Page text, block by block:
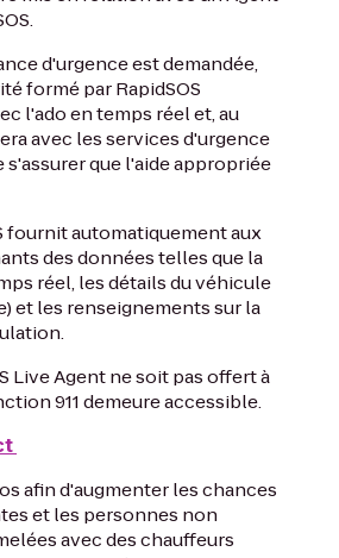
d'urgence est demandée,
formé par RapidSOS
l'ado en temps réel et, au
avec les services d'urgence
s'assurer que l'aide appropriée
fournit automatiquement aux
des données telles que la
réel, les détails du véhicule
et les renseignements sur la
Live Agent ne soit pas offert à
911 demeure accessible.
afin d'augmenter les chances
et les personnes non
avec des chauffeurs